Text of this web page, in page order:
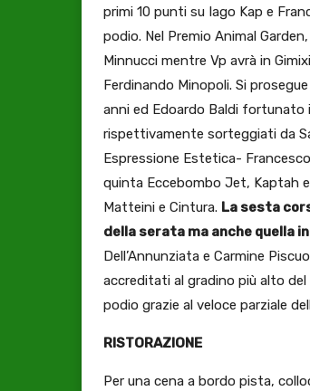
primi 10 punti su Iago Kap e
podio. Nel Premio Animal
Minnucci mentre Vp avrà in
Ferdinando Minopoli. Si
anni ed Edoardo Baldi fortunato
rispettivamente sorteggiati da
Espressione Estetica-
quinta Eccebombo Jet, Kaptah
Matteini e Cintura. La sesta
della serata ma anche quella
Dell’Annunziata e Carmine
accreditati al gradino più alto
podio grazie al veloce parziale
RISTORAZIONE
Per una cena a bordo pista,